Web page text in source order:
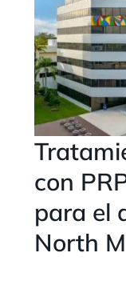
con
para el
North